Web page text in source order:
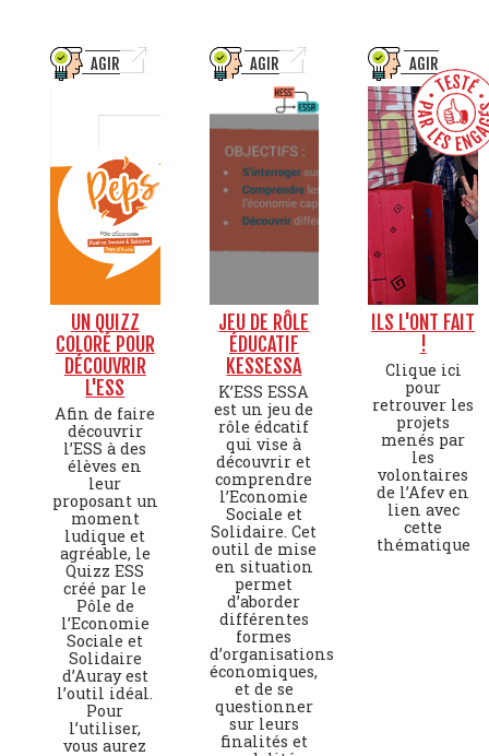
AGIR
UN QUIZZ
COLORÉ POUR
DÉCOUVRIR
L'ESS
Afin de faire
découvrir
l’ESS à des
élèves en
leur
proposant un
moment
ludique et
agréable, le
Quizz ESS
créé par le
Pôle de
l’Economie
Sociale et
Solidaire
d’Auray est
l’outil idéal.
Pour
l’utiliser,
vous aurez
AGIR
JEU DE RÔLE
ÉDUCATIF
KESSESSA
K’ESS ESSA
est un jeu de
rôle édcatif
qui vise à
découvrir et
comprendre
l’Economie
Sociale et
Solidaire. Cet
outil de mise
en situation
permet
d’aborder
différentes
formes
d’organisations
économiques,
et de se
questionner
sur leurs
finalités et
AGIR
ILS L'ONT FAIT
!
Clique ici
pour
retrouver les
projets
menés par
les
volontaires
de l’Afev en
lien avec
cette
thématique